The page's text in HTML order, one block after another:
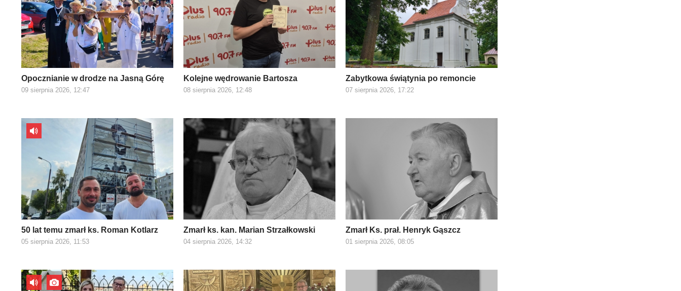
Opocznianie w drodze na Jasną Górę
09 sierpnia 2026, 12:47
Kolejne wędrowanie Bartosza
08 sierpnia 2026, 12:48
Zabytkowa świątynia po remoncie
07 sierpnia 2026, 17:22
50 lat temu zmarł ks. Roman Kotlarz
05 sierpnia 2026, 11:53
Zmarł ks. kan. Marian Strzałkowski
04 sierpnia 2026, 14:32
Zmarł Ks. prał. Henryk Gąszcz
01 sierpnia 2026, 08:05